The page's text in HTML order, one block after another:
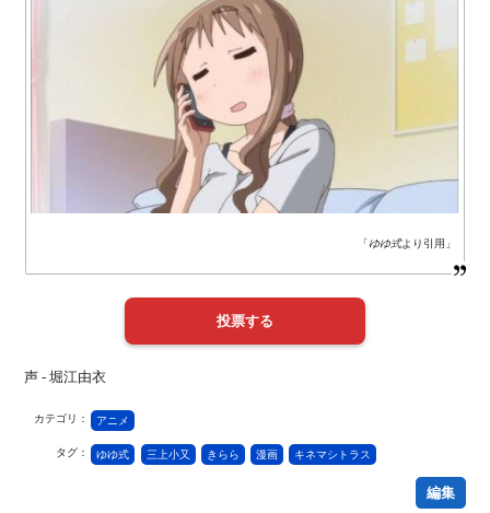
「ゆゆ式より引用」
声 - 堀江由衣
カテゴリ： アニメ
タグ： ゆゆ式 三上小又 きらら 漫画 キネマシトラス
編集